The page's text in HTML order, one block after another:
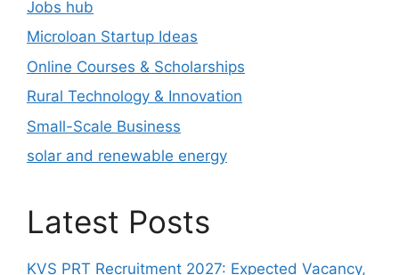
Jobs hub
Microloan Startup Ideas
Online Courses & Scholarships
Rural Technology & Innovation
Small-Scale Business
solar and renewable energy
Latest Posts
KVS PRT Recruitment 2027: Expected Vacancy,